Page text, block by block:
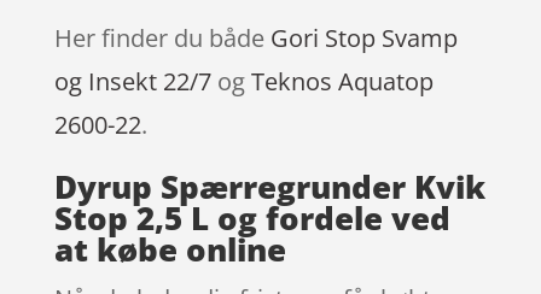
Her finder du både Gori Stop Svamp
og Insekt 22/7ogTeknos Aquatop
2600-22.
Dyrup Spærregrunder Kvik
Stop 2,5 L og fordele ved
at købe online